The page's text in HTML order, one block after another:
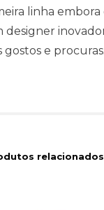
linha embora
e procuras.
relacionados